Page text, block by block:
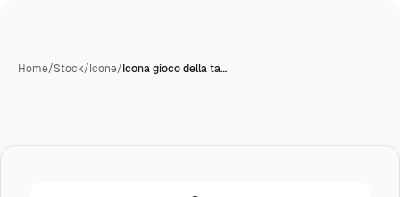
Home/Stock/Icone/Icona gioco della ta…